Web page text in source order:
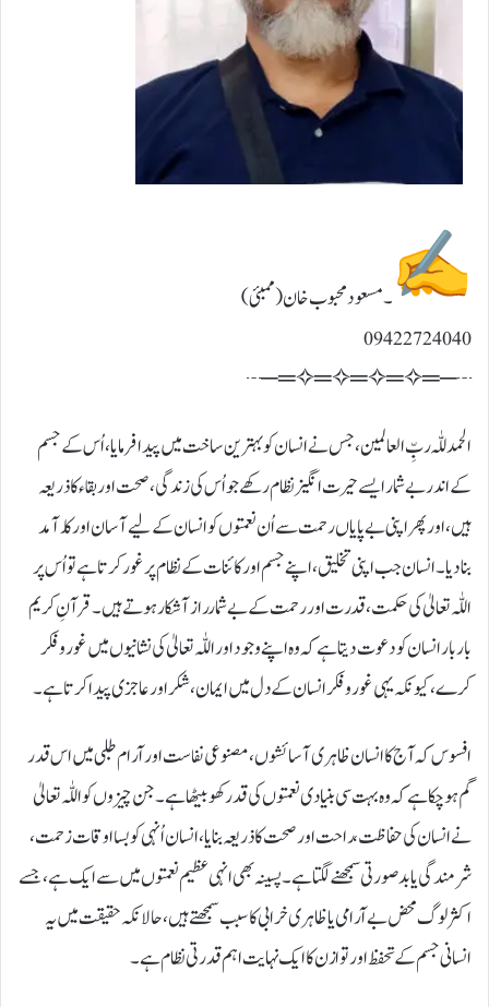
۔مسعود محبوب خان (ممبئی)
09422724040
┄─═✧═✧═✧═✧═─┄
الحمد للّٰہ ربِّ العالمین، جس نے انسان کو بہترین ساخت میں پیدا فرمایا، اُس کے جسم
کے اندر بے شمار ایسے حیرت انگیز نظام رکھے جو اُس کی زندگی، صحت اور بقاء کا ذریعہ
ہیں، اور پھر اپنی بے پایاں رحمت سے اُن نعمتوں کو انسان کے لیے آسان اور کارآمد
بنادیا۔ انسان جب اپنی تخلیق، اپنے جسم اور کائنات کے نظام پر غور کرتا ہے تو اُس پر
اللّٰہ تعالیٰ کی حکمت، قدرت اور رحمت کے بے شمار راز آشکار ہوتے ہیں۔ قرآنِ کریم
بار بار انسان کو دعوت دیتا ہے کہ وہ اپنے وجود اور اللّٰہ تعالیٰ کی نشانیوں میں غور و فکر
کرے، کیونکہ یہی غور و فکر انسان کے دل میں ایمان، شکر اور عاجزی پیدا کرتا ہے۔
افسوس کہ آج کا انسان ظاہری آسائشوں، مصنوعی نفاست اور آرام طلبی میں اس قدر
گم ہوچکا ہے کہ وہ بہت سی بنیادی نعمتوں کی قدر کھو بیٹھا ہے۔ جن چیزوں کو اللّٰہ تعالیٰ
نے انسان کی حفاظت، راحت اور صحت کا ذریعہ بنایا، انسان اُنہی کو بسا اوقات زحمت،
شرمندگی یا بدصورتی سمجھنے لگتا ہے۔ پسینہ بھی انہی عظیم نعمتوں میں سے ایک ہے، جسے
اکثر لوگ محض بے آرامی یا ظاہری خرابی کا سبب سمجھتے ہیں، حالانکہ حقیقت میں یہ
انسانی جسم کے تحفظ اور توازن کا ایک نہایت اہم قدرتی نظام ہے۔